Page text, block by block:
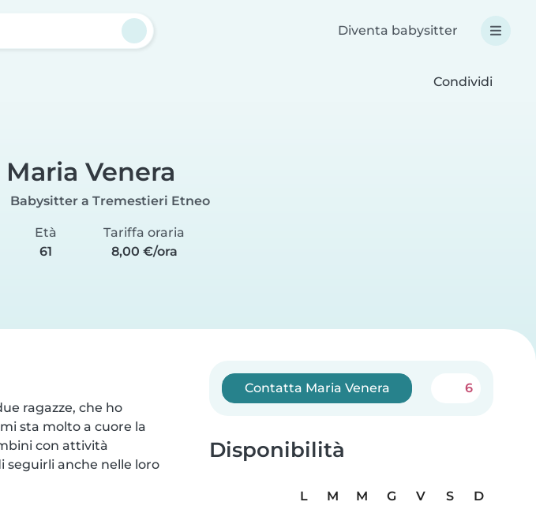
Diventa babysitter
Condividi
Maria Venera
Babysitter a Tremestieri Etneo
Età
61
Tariffa oraria
8,00 €/ora
ragazze, che ho
sta molto a cuore la
con attività
seguirli anche nelle loro
Contatta Maria Venera 6
Disponibilità
L M M G V S
D